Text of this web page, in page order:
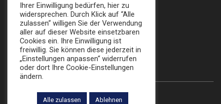
Katalog
FOLLOW US:
Ihrer Einwilligung bedürfen, hier zu
widersprechen. Durch Klick auf “Alle
zulassen“ willigen Sie der Verwendung
aller auf dieser Website einsetzbaren
Cookies ein. Ihre Einwilligung ist
freiwillig. Sie können diese jederzeit in
„Einstellungen anpassen“ widerrufen
oder dort Ihre Cookie-Einstellungen
ändern.
Alle zulassen Ablehnen